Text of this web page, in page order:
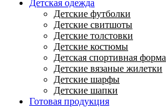
Детская одежда
Детские футболки
Детские свитшоты
Детские толстовки
Детские костюмы
Детская спортивная форма
Детские вязаные жилетки
Детские шарфы
Детские шапки
Готовая продукция